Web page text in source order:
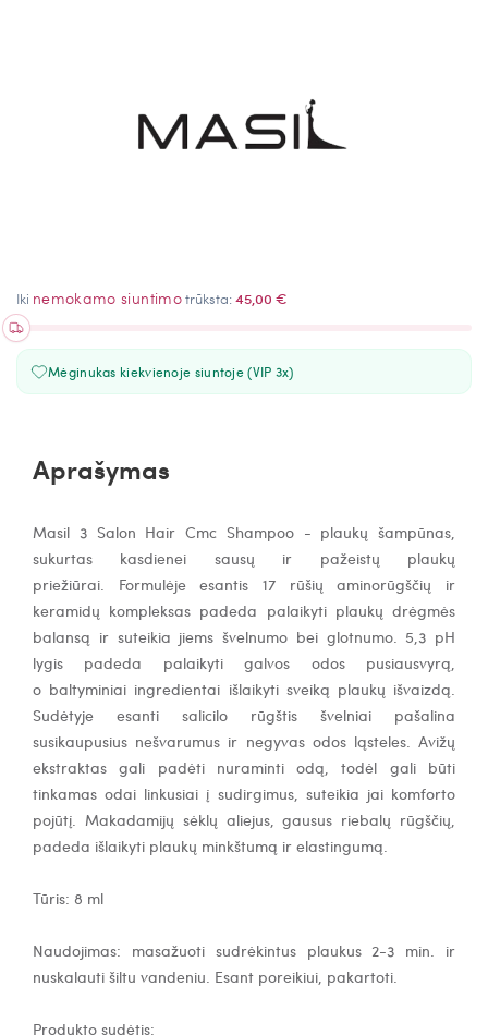
Iki nemokamo siuntimotrūksta:45,00 €
Mėginukas kiekvienoje siuntoje (VIP 3x)
Aprašymas
Masil 3 Salon Hair Cmc Shampoo - plaukų šampūnas,
sukurtas kasdienei sausų ir pažeistų plaukų
priežiūrai.
Formulėje esantis 17 rūšių aminorūgščių ir
keramidų kompleksas padeda palaikyti plaukų drėgmės
balansą ir suteikia jiems švelnumo bei glotnumo. 5,3 pH
lygis padeda
palaikyti galvos odos pusiausvyrą
o baltyminiai ingredientai išlaikyti sveiką plaukų išvaizdą.
Sudėtyje esanti salicilo rūgštis švelniai pašalina
susikaupusius nešvarumus ir negyvas odos ląsteles. Avižų
ekstraktas gali padėti nuraminti odą, todėl gali būti
tinkamas odai linkusiai į sudirgimus, suteikia jai komforto
pojūtį. Makadamijų sėklų aliejus, gausus riebalų rūgščių,
padeda išlaikyti plaukų minkštumą ir elastingumą.
Tūris: 8 ml
Naudojimas: masažuoti sudrėkintus plaukus 2-3 min. ir
nuskalauti šiltu vandeniu. Esant poreikiui, pakartoti.
Produkto sudėtis: